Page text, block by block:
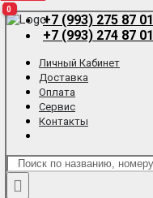
+7 (993) 275 87 01
+7 (993) 274 87 01
Личный Кабинет
Доставка
Оплата
Сервис
Контакты
00
0